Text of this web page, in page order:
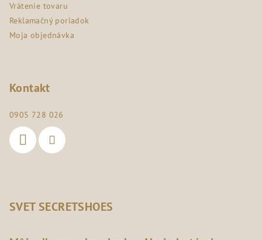
Vrátenie tovaru
Reklamačný poriadok
Moja objednávka
Kontakt
0905 728 026
SVET SECRETSHOES